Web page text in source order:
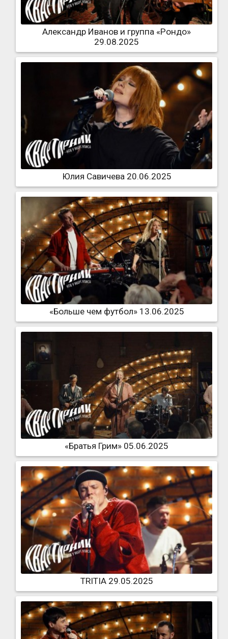
Александр Иванов и группа «Рондо»
29.08.2025
Юлия Савичева 20.06.2025
«Больше чем футбол» 13.06.2025
«Братья Грим» 05.06.2025
TRITIA 29.05.2025